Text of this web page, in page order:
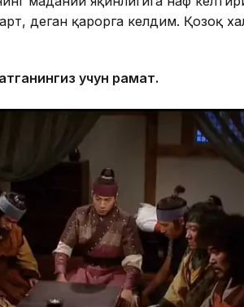
деган қарорга келдим. Қозоқ
учун раҳмат.